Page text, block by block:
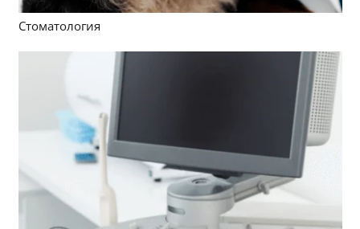
Стоматология